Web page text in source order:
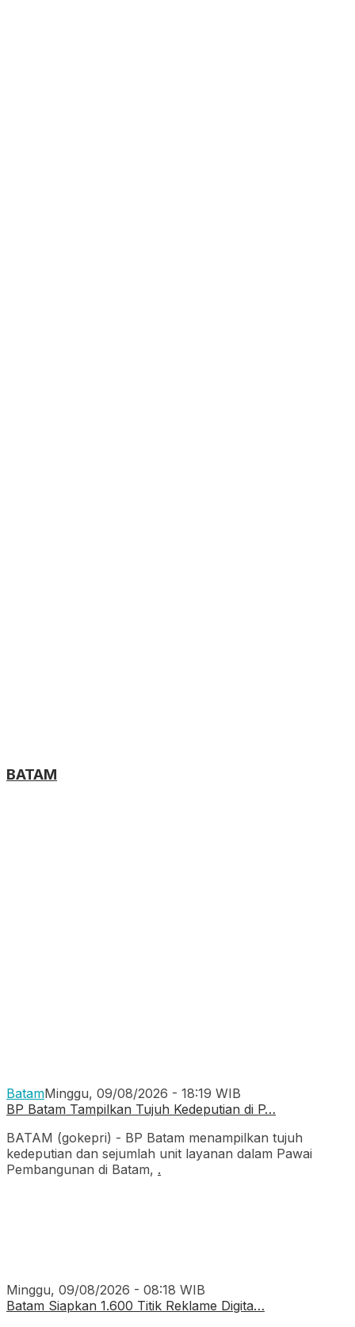
BATAM
BatamMinggu, 09/08/2026 - 18:19 WIB
BP Batam Tampilkan Tujuh Kedeputian di P…
BATAM (gokepri) - BP Batam menampilkan tujuh
kedeputian dan sejumlah unit layanan dalam Pawai
Pembangunan di Batam, .
Minggu, 09/08/2026 - 08:18 WIB
Batam Siapkan 1.600 Titik Reklame Digita…